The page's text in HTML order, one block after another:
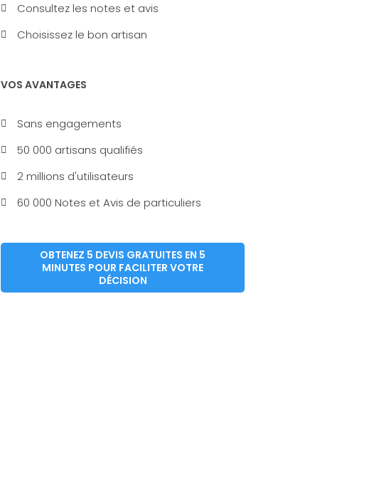
Consultez les notes et avis
Choisissez le bon artisan
VOS AVANTAGES
Sans engagements
50 000 artisans qualifiés
2 millions d'utilisateurs
60 000 Notes et Avis de particuliers
OBTENEZ 5 DEVIS GRATUITES EN 5
MINUTES POUR FACILITER VOTRE
DÉCISION